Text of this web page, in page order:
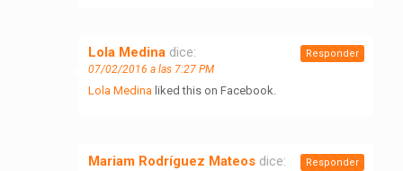
Lola Medina dice:
07/02/2016 a las 7:27 PM
Lola Medina liked this on Facebook.
Responder
Mariam Rodríguez Mateos dice: Responder